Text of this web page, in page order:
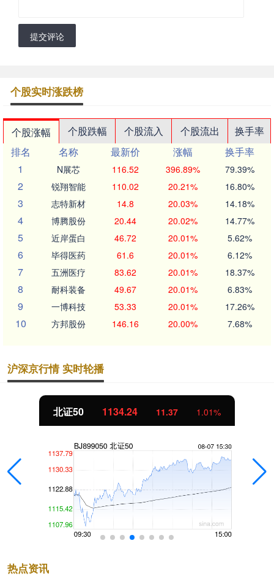
提交评论
个股实时涨跌榜
个股涨幅 个股跌幅 个股流入 个股流出
换手率
排名
名称 最新价 涨幅
换手率
1
N展芯 116.52 396.89% 79.39%
2 锐翔智能 110.02 20.21% 16.80%
3 志特新材 14.8 20.03% 14.18%
4 博腾股份 20.44 20.02% 14.77%
5 近岸蛋白 46.72 20.01% 5.62%
6 毕得医药 61.6 20.01% 6.12%
7 五洲医疗 83.62 20.01% 18.37%
8 耐科装备 49.67 20.01% 6.83%
9 一博科技 53.33 20.01% 17.26%
10 方邦股份 146.16 20.00% 7.68%
沪深京行情 实时轮播
北证50 1134.24 11.37 1.01%
热点资讯